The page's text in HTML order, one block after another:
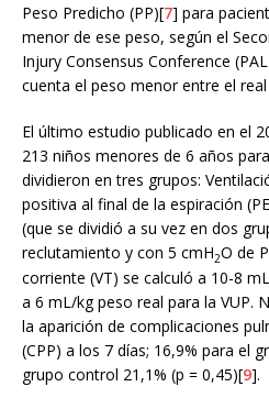
Peso Predicho (PP)[7] para
menor de ese peso, según el
Injury Consensus Conference
cuenta el peso menor entre el
El último estudio publicado en el
213 niños menores de 6 años
dividieron en tres grupos:
positiva al final de la espiración
(que se dividió a su vez en dos
reclutamiento y con 5 cmH2O de
corriente (VT) se calculó a 10-8
a 6 mL/kg peso real para la VUP.
la aparición de complicaciones
(CPP) a los 7 días; 16,9% para el
grupo control 21,1% (p = 0,45)[9].